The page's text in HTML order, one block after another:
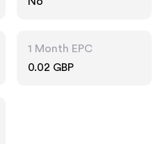
1 Month EPC
0.02 GBP